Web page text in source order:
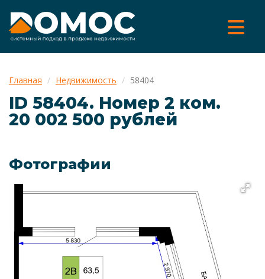
Главная Недвижимость 58404
ID 58404. Номер 2 ком.
20 002 500 рублей
Фотографии